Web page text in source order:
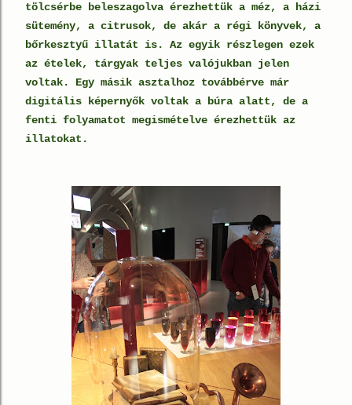
tölcsérbe beleszagolva érezhettük a méz, a házi
sütemény, a citrusok, de akár a régi könyvek, a
bőrkesztyű illatát is. Az egyik részlegen ezek
az ételek, tárgyak teljes valójukban jelen
voltak. Egy másik asztalhoz továbbérve már
digitális képernyők voltak a búra alatt, de a
fenti folyamatot megismételve érezhettük az
illatokat.